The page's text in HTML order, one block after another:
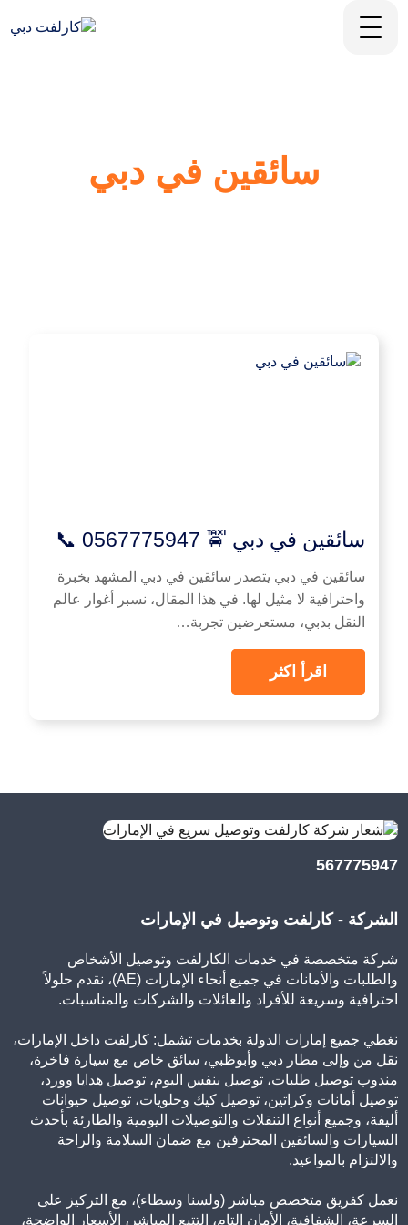
سائقين في دبي
سائقين في دبي 🚖 0567775947 📞
سائقين في دبي يتصدر سائقين في دبي المشهد بخبرة
واحترافية لا مثيل لها. في هذا المقال، نسبر أغوار عالم
النقل بدبي، مستعرضين تجربة…
اقرأ اكثر
567775947
الشركة - كارلفت وتوصيل في الإمارات
شركة متخصصة في خدمات الكارلفت وتوصيل الأشخاص
والطلبات والأمانات في جميع أنحاء الإمارات (AE)، نقدم حلولاً
احترافية وسريعة للأفراد والعائلات والشركات والمناسبات.
نغطي جميع إمارات الدولة بخدمات تشمل: كارلفت داخل الإمارات،
نقل من وإلى مطار دبي وأبوظبي، سائق خاص مع سيارة فاخرة،
مندوب توصيل طلبات، توصيل بنفس اليوم، توصيل هدايا وورد،
توصيل أمانات وكراتين، توصيل كيك وحلويات، توصيل حيوانات
أليفة، وجميع أنواع التنقلات والتوصيلات اليومية والطارئة بأحدث
السيارات والسائقين المحترفين مع ضمان السلامة والراحة
والالتزام بالمواعيد.
نعمل كفريق متخصص مباشر (ولسنا وسطاء)، مع التركيز على
السرعة، الشفافية، الأمان التام، التتبع المباشر، الأسعار الواضحة،